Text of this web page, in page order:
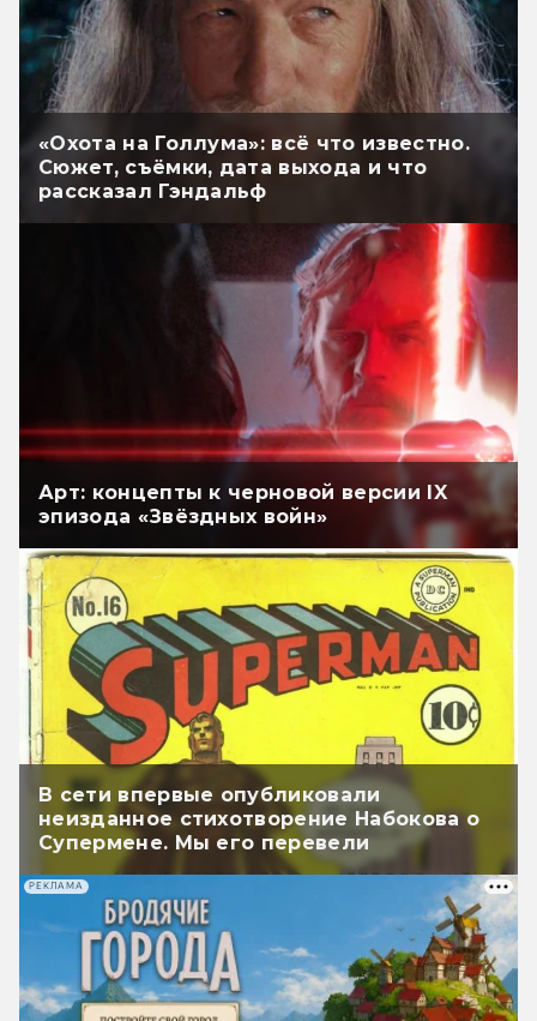
«Охота на Голлума»: всё что известно.
Сюжет, съёмки, дата выхода и что
рассказал Гэндальф
Арт: концепты к черновой версии IX
эпизода «Звёздных войн»
В сети впервые опубликовали
неизданное стихотворение Набокова о
Супермене. Мы его перевели
РЕКЛАМА